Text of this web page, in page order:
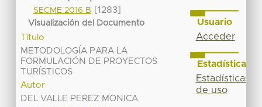
SECME 2016 B
[1283]
Visualización del Documento
Título
METODOLOGÍA PARA LA
FORMULACIÓN DE PROYECTOS
TURÍSTICOS
Autor
DEL VALLE PEREZ MONICA
Usuario
Acceder
Estadísticas
Estadísticas
de uso